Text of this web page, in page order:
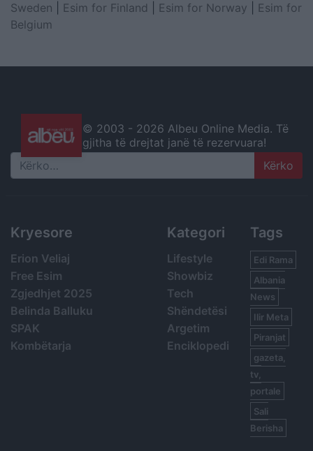
Sweden
Esim for Finland Esim for Norway
Esim for
Belgium
© 2003 - 2026 Albeu Online Media. Të
gjitha të drejtat janë të rezervuara!
Search
Kryesore
Erion Veliaj
Free Esim
Zgjedhjet 2025
Belinda Balluku
SPAK
Kombëtarja
Kategori
Lifestyle
Showbiz
Tech
Shëndetësi
Argetim
Enciklopedi
Tags
Edi Rama
Albania
News
Ilir Meta
Piranjat
gazeta,
tv,
portale
Sali
Berisha